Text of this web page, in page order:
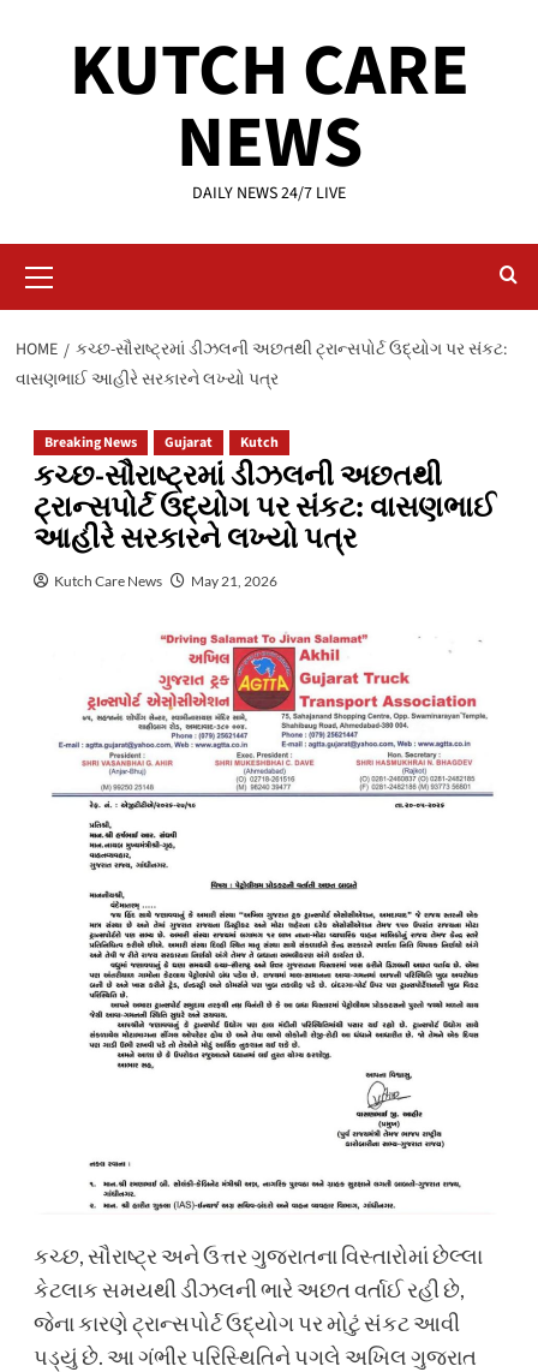
KUTCH CARE
NEWS
DAILY NEWS 24/7 LIVE
Menu
HOME
​કચ્છ-સૌરાષ્ટ્રમાં ડીઝલની અછતથી ટ્રાન્સપોર્ટ ઉદ્યોગ પર સંકટ:
વાસણભાઈ આહીરે સરકારને લખ્યો પત્ર
Breaking News Gujarat Kutch
​કચ્છ-સૌરાષ્ટ્રમાં ડીઝલની અછતથી
ટ્રાન્સપોર્ટ ઉદ્યોગ પર સંકટ: વાસણભાઈ
આહીરે સરકારને લખ્યો પત્ર
Kutch Care News May 21, 2026
​કચ્છ, સૌરાષ્ટ્ર અને ઉત્તર ગુજરાતના વિસ્તારોમાં છેલ્લા
કેટલાક સમયથી ડીઝલની ભારે અછત વર્તાઈ રહી છે,
જેના કારણે ટ્રાન્સપોર્ટ ઉદ્યોગ પર મોટું સંકટ આવી
પડ્યું છે. આ ગંભીર પરિસ્થિતિને પગલે અખિલ ગુજરાત